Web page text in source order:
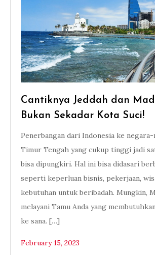
Cantiknya Jeddah dan
Bukan Sekadar Kota Suci!
Penerbangan dari Indonesia ke
Timur Tengah yang cukup tinggi jadi
bisa dipungkiri. Hal ini bisa didasari
seperti keperluan bisnis, pekerjaan,
kebutuhan untuk beribadah. Mungkin,
melayani Tamu Anda yang
ke sana. […]
February 15, 2023